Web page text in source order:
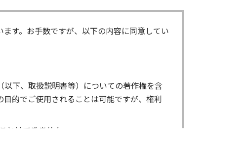
す。お手数ですが、以下の内容に同意してい
下、取扱説明書等）についての著作権を含
的でご使用されることは可能ですが、権利
はできません。